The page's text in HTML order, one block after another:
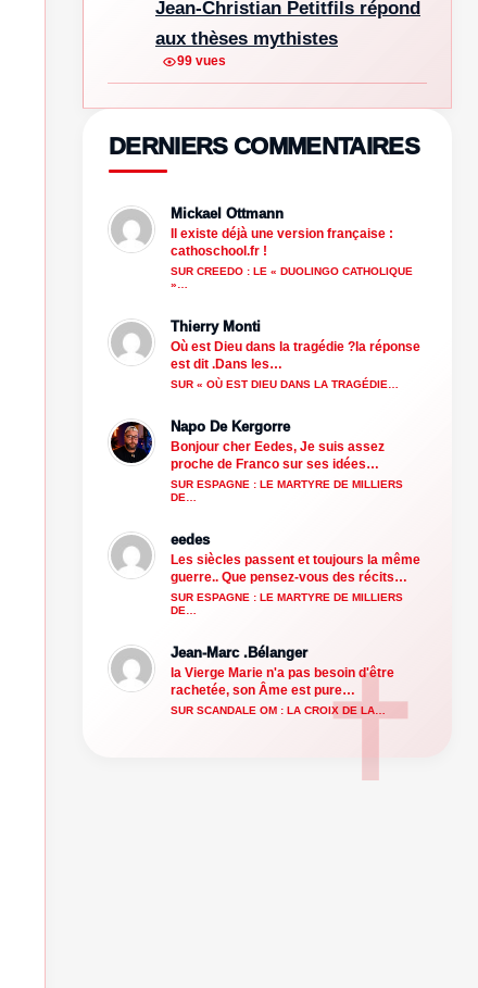
Jean-Christian Petitfils répond
aux thèses mythistes
99 vues
DERNIERS COMMENTAIRES
Mickael Ottmann
Il existe déjà une version française :
cathoschool.fr !
SUR CREEDO : LE « DUOLINGO CATHOLIQUE
»…
Thierry Monti
Où est Dieu dans la tragédie ?la réponse
est dit .Dans les…
SUR « OÙ EST DIEU DANS LA TRAGÉDIE…
Napo De Kergorre
Bonjour cher Eedes, Je suis assez
proche de Franco sur ses idées…
SUR ESPAGNE : LE MARTYRE DE MILLIERS
DE…
eedes
Les siècles passent et toujours la même
guerre.. Que pensez-vous des récits…
SUR ESPAGNE : LE MARTYRE DE MILLIERS
DE…
Jean-Marc .Bélanger
la Vierge Marie n'a pas besoin d'être
rachetée, son Âme est pure…
SUR SCANDALE OM : LA CROIX DE LA…